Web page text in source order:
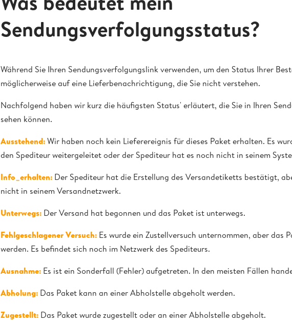
Sendungsverfolgungsstatus?
Während Sie Ihren Sendungsverfolgungslink verwenden, um den Status Ihrer
möglicherweise auf eine Lieferbenachrichtigung, die Sie nicht verstehen.
Nachfolgend haben wir kurz die häufigsten Status' erläutert, die Sie in Ihren
sehen können.
Ausstehend:Wir haben noch kein Lieferereignis für dieses Paket erhalten. Es
den Spediteur weitergeleitet oder der Spediteur hat es noch nicht in seinem
Info_erhalten: Der Spediteur hat die Erstellung des Versandetiketts bestätigt,
nicht in seinem Versandnetzwerk.
Unterwegs: Der Versand hat begonnen und das Paket ist unterwegs.
Fehlgeschlagener Versuch: Es wurde ein Zustellversuch unternommen, aber das
werden. Es befindet sich noch im Netzwerk des Spediteurs.
Ausnahme: Es ist ein Sonderfall (Fehler) aufgetreten. In den meisten Fällen
Abholung: Das Paket kann an einer Abholstelle abgeholt werden.
Zugestellt: Das Paket wurde zugestellt oder an einer Abholstelle abgeholt.